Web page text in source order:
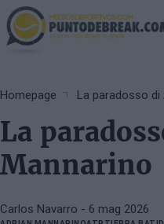
Skip
to
main
Homepage La paradosso di
La
Mannarino
Carlos Navarro - 6 mag 2026